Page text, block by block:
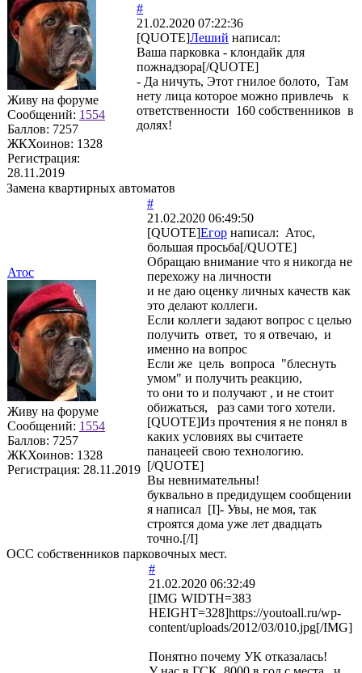
Живу на форуме
Сообщений: 1554
Баллов: 7257
ЖКХоинов: 1328
Регистрация:
28.11.2019
#
21.02.2020 07:22:36
[QUOTE]Леший написал:
Ваша парковка - клондайк для
пожнадзора[/QUOTE]
- Да ничуть, Этот гнилое болото, Там
нету лица которое можно привлечь к
ответственности 160 собственников в
долях!
Замена квартирных автоматов
Атос
Живу на форуме
Сообщений: 1554
Баллов: 7257
ЖКХоинов: 1328
Регистрация: 28.11.2019
#
21.02.2020 06:49:50
[QUOTE]Егор написал: Атос,
большая просьба[/QUOTE]
Обращаю внимание что я никогда не
перехожу на личности
и не даю оценку личных качеств как
это делают коллеги.
Если коллеги задают вопрос с целью
получить ответ, то я отвечаю, и
именно на вопрос
Если же цель вопроса "блеснуть
умом" и получить реакцию,
то они то и получают , и не стоит
обижаться, раз сами того хотели.
[QUOTE]Из прочтения я не понял в
каких условиях вы считаете
панацеей свою технологию.
[/QUOTE]
Вы невнимательны!
буквально в предидущем сообщении
я написал [I]- Увы, не моя, так
строятся дома уже лет двадцать
точно.[/I]
ОСС собственников парковочных мест.
#
21.02.2020 06:32:49
[IMG WIDTH=383
HEIGHT=328]https://youtoall.ru/wp-
content/uploads/2012/03/010.jpg[/IMG]
Понятно почему УК отказалась!